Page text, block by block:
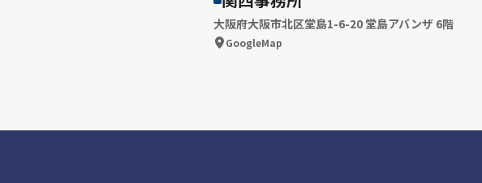
大阪府大阪市北区堂島1-6-20 堂島アバンザ 6階
GoogleMap